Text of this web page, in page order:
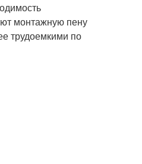
монтажную пену
трудоемкими по